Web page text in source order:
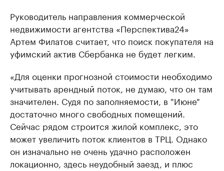
Руководитель направления коммерческой
недвижимости агентства «Перспектива24»
Артем Филатов считает, что поиск покупателя на
уфимский актив Сбербанка не будет легким.
«Для оценки прогнозной стоимости необходимо
учитывать арендный поток, не думаю, что он там
значителен. Судя по заполняемости, в "Июне"
достаточно много свободных помещений.
Сейчас рядом строится жилой комплекс, это
может увеличить поток клиентов в ТРЦ. Однако
он изначально не очень удачно расположен
локационно, здесь неудобный заезд, и плюс